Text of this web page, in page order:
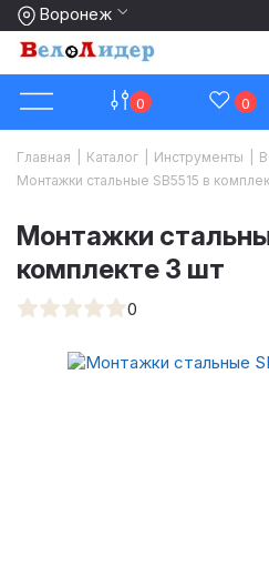
Воронеж
0 0
Главная Каталог Инструменты
Монтажки стальные SB5515 в
Монтажки
комплекте 3 шт
0